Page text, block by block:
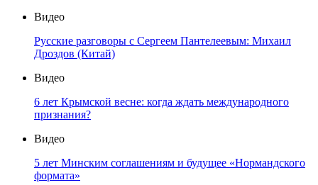
Видео
Русские разговоры с Сергеем Пантелеевым: Михаил
Дроздов (Китай)
Видео
6 лет Крымской весне: когда ждать международного
признания?
Видео
5 лет Минским соглашениям и будущее «Нормандского
формата»